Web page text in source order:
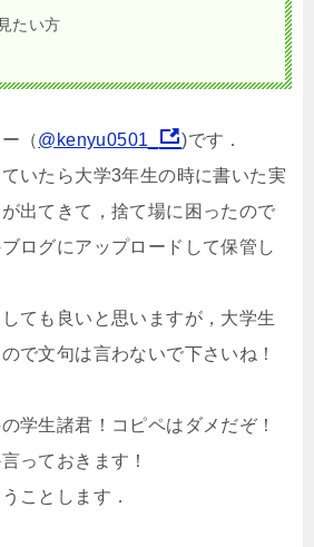
たい方
（@kenyu0501_
)です．
いたら大学3年生の時に書いた実
出てきて，捨て場に困ったので
ログにアップロードして保管し
ても良いと思いますが，大学生
で文句は言わないで下さいね！
学生諸君！コピペはダメだぞ！
っておきます！
ことします．